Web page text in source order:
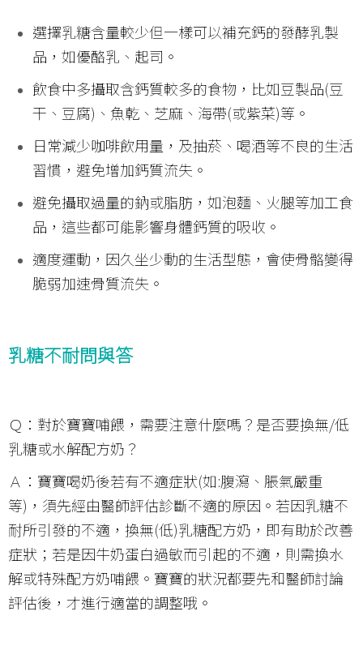
選擇乳糖含量較少但一樣可以補充鈣的發酵乳製
品，如優酪乳、起司。
飲食中多攝取含鈣質較多的食物，比如豆製品(豆
干、豆腐)、魚乾、芝麻、海帶(或紫菜)等。
日常減少咖啡飲用量，及抽菸、喝酒等不良的生活
習慣，避免增加鈣質流失。
避免攝取過量的鈉或脂肪，如泡麵、火腿等加工食
品，這些都可能影響身體鈣質的吸收。
適度運動，因久坐少動的生活型態，會使骨骼變得
脆弱加速骨質流失。
乳糖不耐問與答
Ｑ：對於寶寶哺餵，需要注意什麼嗎？是否要換無/低
乳糖或水解配方奶？
Ａ：寶寶喝奶後若有不適症狀(如:腹瀉、脹氣嚴重
等)，須先經由醫師評估診斷不適的原因。若因乳糖不
耐所引發的不適，換無(低)乳糖配方奶，即有助於改善
症狀；若是因牛奶蛋白過敏而引起的不適，則需換水
解或特殊配方奶哺餵。寶寶的狀況都要先和醫師討論
評估後，才進行適當的調整哦。